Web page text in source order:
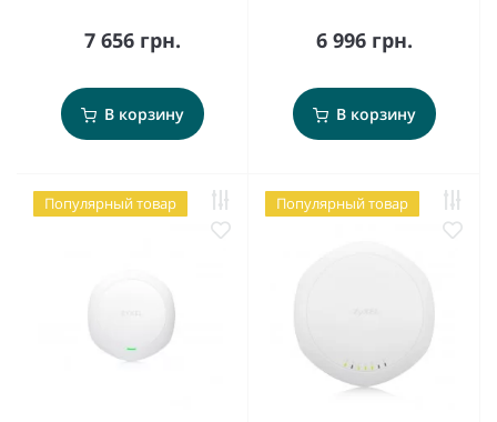
7 656 грн.
В корзину
6 996 грн.
В корзину
Популярный товар Популярный товар